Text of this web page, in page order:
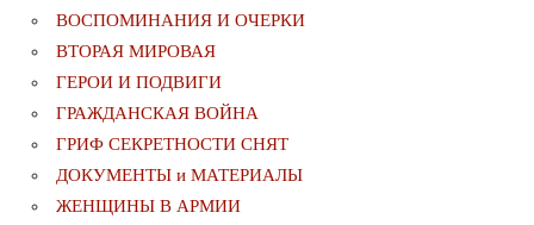
ВОСПОМИНАНИЯ И ОЧЕРКИ
ВТОРАЯ МИРОВАЯ
ГЕРОИ И ПОДВИГИ
ГРАЖДАНСКАЯ ВОЙНА
ГРИФ СЕКРЕТНОСТИ СНЯТ
ДОКУМЕНТЫ и МАТЕРИАЛЫ
ЖЕНЩИНЫ В АРМИИ